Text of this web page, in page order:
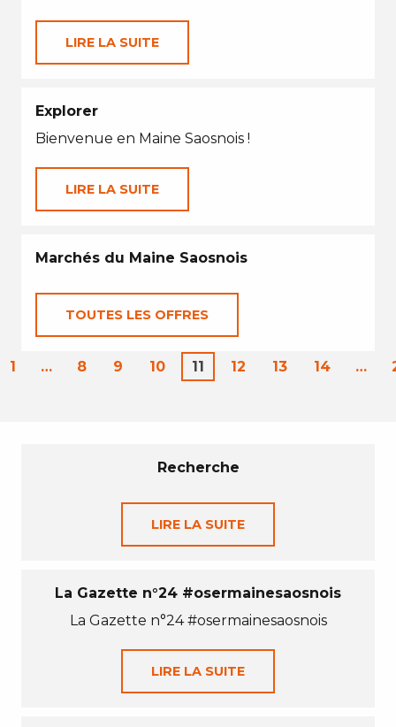
LIRE LA SUITE
Explorer
Bienvenue en Maine Saosnois !
LIRE LA SUITE
Marchés du Maine Saosnois
TOUTES LES OFFRES
1 … 8 9 10 11 12 13 14 …
Recherche
LIRE LA SUITE
La Gazette n°24 #osermainesaosnois
La Gazette n°24 #osermainesaosnois
LIRE LA SUITE